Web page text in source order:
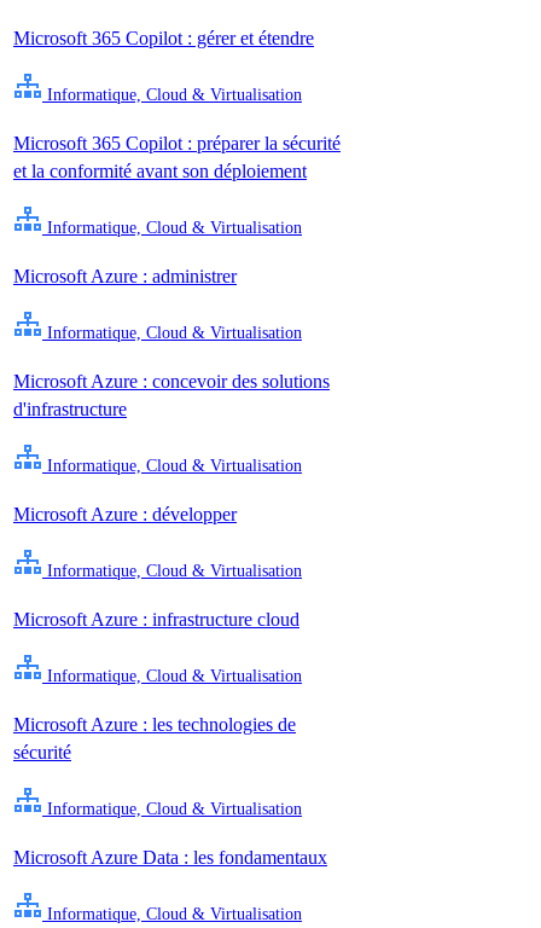
Microsoft 365 Copilot : gérer et étendre
Informatique, Cloud & Virtualisation
Microsoft 365 Copilot : préparer la sécurité
et la conformité avant son déploiement
Informatique, Cloud & Virtualisation
Microsoft Azure : administrer
Informatique, Cloud & Virtualisation
Microsoft Azure : concevoir des solutions
d'infrastructure
Informatique, Cloud & Virtualisation
Microsoft Azure : développer
Informatique, Cloud & Virtualisation
Microsoft Azure : infrastructure cloud
Informatique, Cloud & Virtualisation
Microsoft Azure : les technologies de
sécurité
Informatique, Cloud & Virtualisation
Microsoft Azure Data : les fondamentaux
Informatique, Cloud & Virtualisation